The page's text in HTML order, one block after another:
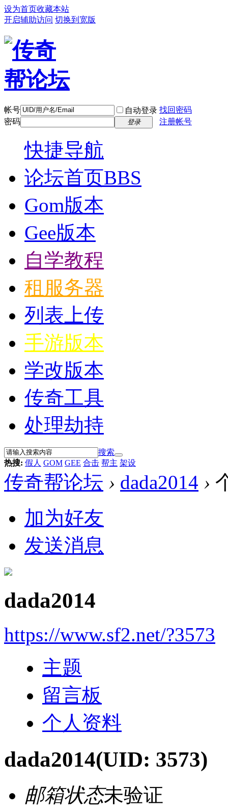
设为首页收藏本站
开启辅助访问 切换到宽版
帐号 自动登录 找回密码
密码
登录 注册帐号
快捷导航
论坛首页BBS
Gom版本
Gee版本
自学教程
租服务器
列表上传
手游版本
学改版本
传奇工具
处理劫持
搜索
热搜: 假人 GOM GEE 合击 帮主 架设
传奇帮论坛 › dada2014 ›
加为好友
发送消息
dada2014
https://www.sf2.net/?3573
主题
留言板
个人资料
dada2014(UID: 3573)
邮箱状态未验证